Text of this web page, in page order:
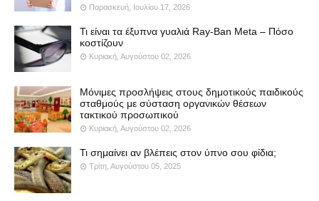
Παρασκευή, Ιουλίου 17, 2026
Τι είναι τα έξυπνα γυαλιά Ray-Ban Meta – Πόσο
κοστίζουν
Κυριακή, Αυγούστου 02, 2026
Μόνιμες προσλήψεις στους δημοτικούς παιδικούς
σταθμούς με σύσταση οργανικών θέσεων
τακτικού προσωπικού
Κυριακή, Αυγούστου 02, 2026
Τι σημαίνει αν βλέπεις στον ύπνο σου φίδια;
Τρίτη, Αυγούστου 05, 2025